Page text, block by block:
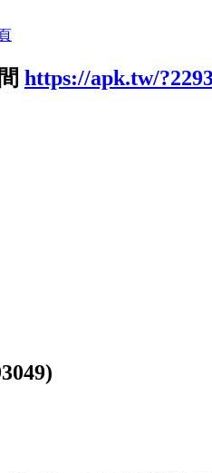
https://apk.tw/